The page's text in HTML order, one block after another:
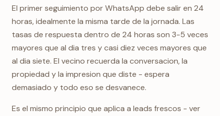
El primer seguimiento por WhatsApp debe salir en 24
horas, idealmente la misma tarde de la jornada. Las
tasas de respuesta dentro de 24 horas son 3-5 veces
mayores que al dia tres y casi diez veces mayores que
al dia siete. El vecino recuerda la conversacion, la
propiedad y la impresion que diste - espera
demasiado y todo eso se desvanece.
Es el mismo principio que aplica a leads frescos - ver